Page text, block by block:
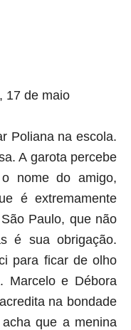
17 de maio
Poliana na escola.
A garota percebe
nome do amigo,
é extremamente
Paulo, que não
é sua obrigação.
para ficar de olho
Marcelo e Débora
na bondade
que a menina